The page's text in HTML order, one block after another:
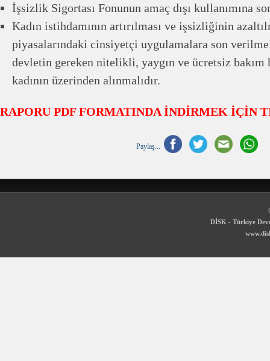
İşsizlik Sigortası Fonunun amaç dışı kullanımına
Kadın istihdamının artırılması ve işsizliğinin
piyasalarındaki cinsiyetçi uygulamalara son
devletin gereken nitelikli, yaygın ve ücretsiz
kadının üzerinden alınmalıdır.
RAPORU PDF FORMATINDA İNDİRMEK İÇİN
Paylaş...
DİSK - Türkiye